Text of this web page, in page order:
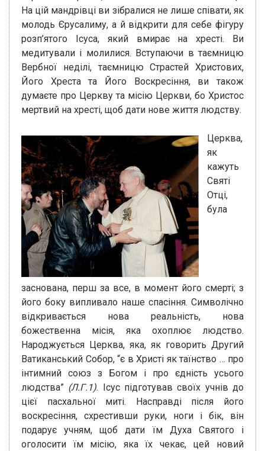
На цій мандрівці ви зібралися не лише співати, як
молодь Єрусалиму, а й відкрити для себе фігуру
розп’ятого Ісуса, який вмирає на хресті. Ви
медитували і молилися. Вступаючи в таємницю
Вербної неділі, таємницю Страстей Христових,
Його Хреста та Його Воскресіння, ви також
думаєте про Церкву та місію Церкви, бо Христос
мертвий на хресті, щоб дати нове життя людству.
Церква,
як
кажуть
Святі
Отці,
була
заснована, перш за все, в момент його смерті; з
його боку випливало наше спасіння. Символічно
відкривається нова реальність, нова
божественна місія, яка охоплює людство.
Народжується Церква, яка, як говорить Другий
Ватиканський Собор, “є в Христі як таїнство … про
інтимний союз з Богом і про єдність усього
людства” (Л.Г.1). Ісус підготував своїх учнів до
цієї пасхальної миті. Насправді після його
воскресіння, схрестивши руки, ноги і бік, він
подарує учням, щоб дати їм Духа Святого і
оголосити їм місію, яка їх чекає, цей новий